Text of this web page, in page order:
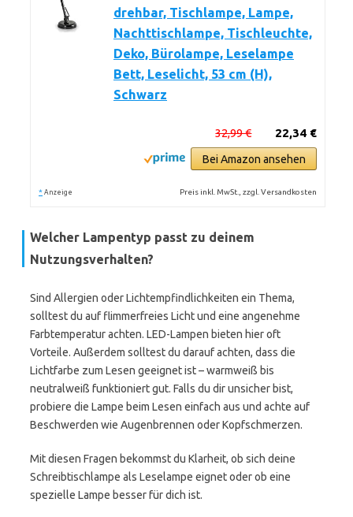
drehbar, Tischlampe, Lampe,
Nachttischlampe, Tischleuchte,
Deko, Bürolampe, Leselampe
Bett, Leselicht, 53 cm (H),
Schwarz
22,34 €
32,99 €
Bei Amazon ansehen
* Anzeige Preis inkl. MwSt., zzgl. Versandkosten
Welcher Lampentyp passt zu deinem
Nutzungsverhalten?
Sind Allergien oder Lichtempfindlichkeiten ein Thema,
solltest du auf flimmerfreies Licht und eine angenehme
Farbtemperatur achten. LED-Lampen bieten hier oft
Vorteile. Außerdem solltest du darauf achten, dass die
Lichtfarbe zum Lesen geeignet ist – warmweiß bis
neutralweiß funktioniert gut. Falls du dir unsicher bist,
probiere die Lampe beim Lesen einfach aus und achte auf
Beschwerden wie Augenbrennen oder Kopfschmerzen.
Mit diesen Fragen bekommst du Klarheit, ob sich deine
Schreibtischlampe als Leselampe eignet oder ob eine
spezielle Lampe besser für dich ist.